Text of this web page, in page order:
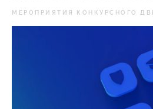
МЕРОПРИЯТИЯ КОНКУРСНОГО